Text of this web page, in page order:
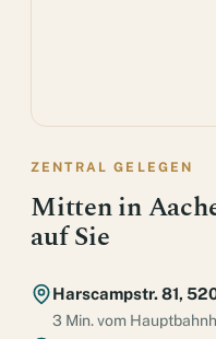
ZENTRAL GELEGEN
Mitten in
auf Sie
Harscampstr. 81,
3 Min. vom